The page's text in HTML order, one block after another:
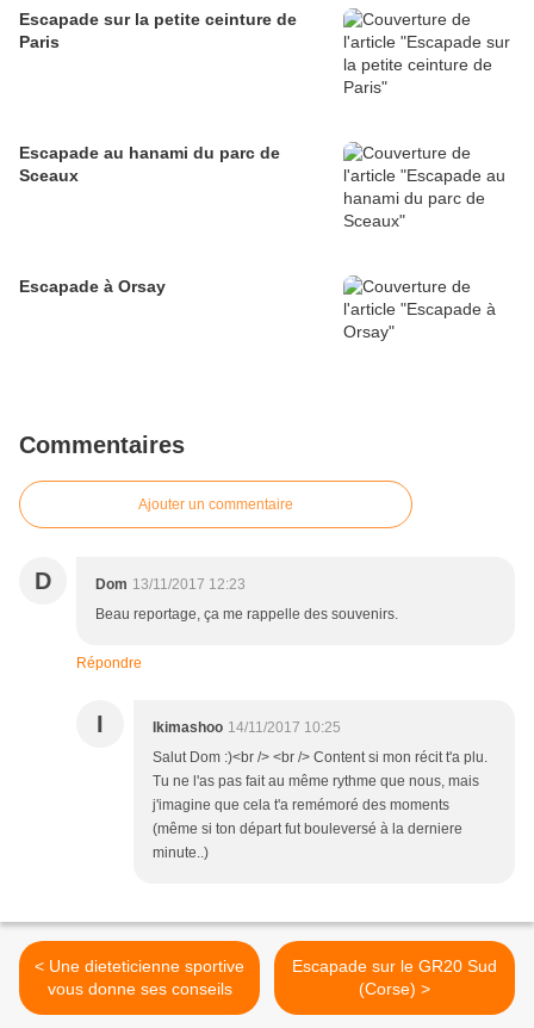
Escapade sur la petite ceinture de
Paris
Escapade au hanami du parc de
Sceaux
Escapade à Orsay
Commentaires
Ajouter un commentaire
D Dom 13/11/2017 12:23
Beau reportage, ça me rappelle des souvenirs.
Répondre
I Ikimashoo 14/11/2017 10:25
Salut Dom :)<br /> <br /> Content si mon récit t'a plu.
Tu ne l'as pas fait au même rythme que nous, mais
j'imagine que cela t'a remémoré des moments
(même si ton départ fut bouleversé à la derniere
minute..)
< Une dieteticienne sportive
vous donne ses conseils
Escapade sur le GR20 Sud
(Corse) >